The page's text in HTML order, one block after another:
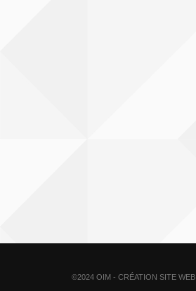
©2024 OIM - CRÉATION SITE WEB